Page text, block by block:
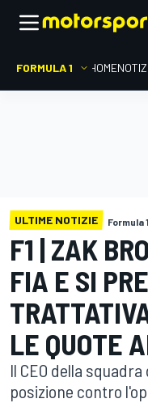
FORMULA 1 HOME
ULTIME NOTIZIE Formula 1
F1 | ZAK
FIA E SI
LE QUOTE
Il CEO della
posizione contro